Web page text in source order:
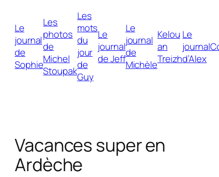
contenu
Le
journal
de
Sophie
Les
photos
de
Michel
Stoupak
Les
mots
du
jour
de
Guy
Le
journal
de Jeff
Le
journal
de
Michèle
Kelou
an
Treizh
Le
journal
d’Alex
Vacances super en
Ardèche